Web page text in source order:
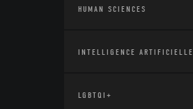
HUMAN SCIENCES
INTELLIGENCE ARTIFICIELLE
LGBTQI+